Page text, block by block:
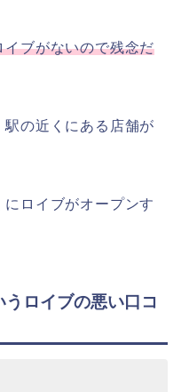
イブがないので残念だ
駅の近くにある店舗が
ロイブがオープンす
ロイブの悪い口コ